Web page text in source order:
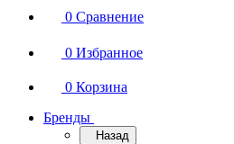
0 Сравнение
0 Избранное
0 Корзина
Бренды
Назад